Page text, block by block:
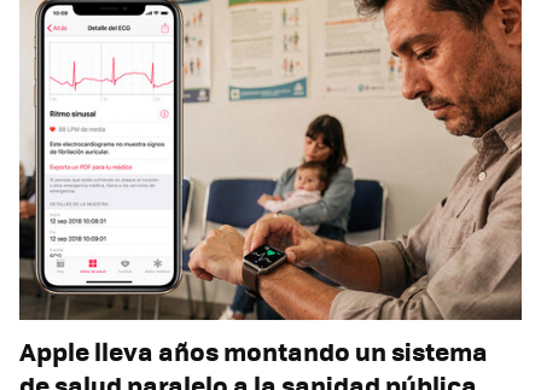
Apple lleva años montando un sistema